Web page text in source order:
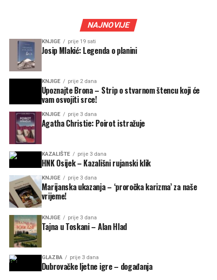
NAJNOVIJE
KNJIGE prije 19 sati
Josip Mlakić: Legenda o planini
KNJIGE prije 2 dana
Upoznajte Brona – Strip o stvarnom štencu koji će
vam osvojiti srce!
KNJIGE prije 3 dana
Agatha Christie: Poirot istražuje
KAZALIŠTE prije 3 dana
HNK Osijek – Kazališni rujanski klik
KNJIGE prije 3 dana
Marijanska ukazanja – ‘proročka karizma’ za naše
vrijeme!
KNJIGE prije 3 dana
Tajna u Toskani – Alan Hlad
GLAZBA prije 3 dana
Dubrovačke ljetne igre – događanja